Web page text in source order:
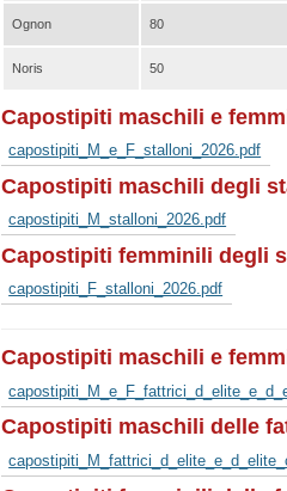
Ognon 80
Noris 50
Capostipiti maschili e
capostipiti_M_e_F_stalloni_2026.pdf
Capostipiti maschili degli
capostipiti_M_stalloni_2026.pdf
Capostipiti femminili degli
capostipiti_F_stalloni_2026.pdf
Capostipiti maschili e
Capostipiti maschili delle